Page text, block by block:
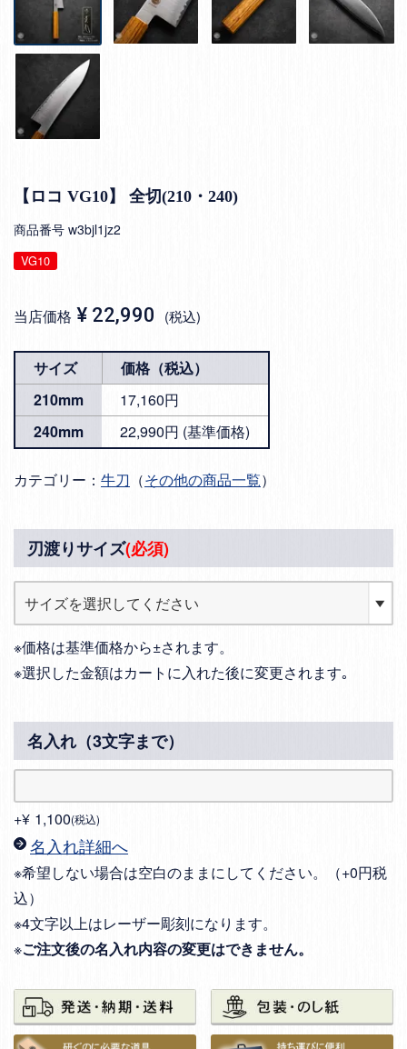
【ロコ VG10】 全切(210・240)
商品番号 w3bjl1jz2
VG10
当店価格 ¥ 22,990 税込
サイズ
価格（税込）
210mm
17,160円
240mm
22,990円 (基準価格)
カテゴリー： 牛刀 （その他の商品一覧）
刃渡りサイズ(必須)
※価格は基準価格から±されます。
※選択した金額はカートに入れた後に変更されます｡
名入れ（3文字まで）
+¥ 1,100 税込
名入れ詳細へ
※希望しない場合は空白のままにしてください。（+0円税
込）
※4文字以上はレーザー彫刻になります。
※ご注文後の名入れ内容の変更はできません。